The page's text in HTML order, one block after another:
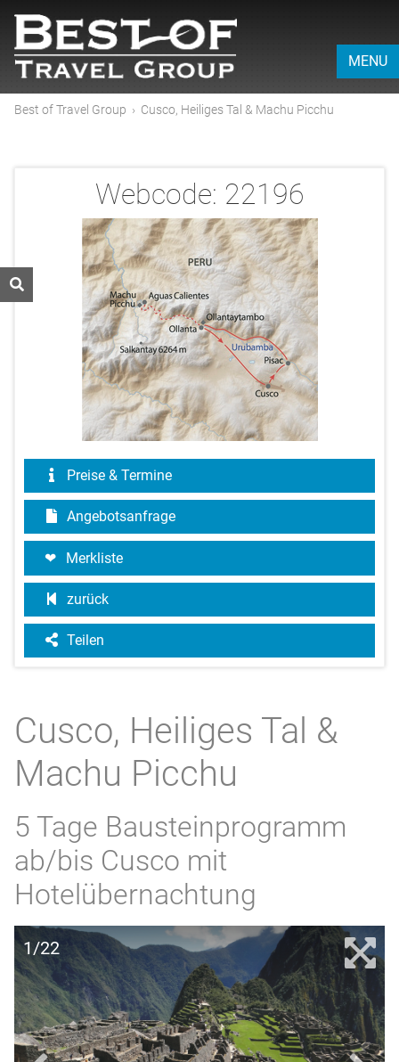
MENU
Best of Travel Group › Cusco, Heiliges Tal & Machu Picchu
Webcode: 22196
Preise & Termine
Angebotsanfrage
Merkliste
zurück
Teilen
Cusco, Heiliges Tal &
Machu Picchu
5 Tage Bausteinprogramm
ab/bis Cusco mit
Hotelübernachtung
1/22